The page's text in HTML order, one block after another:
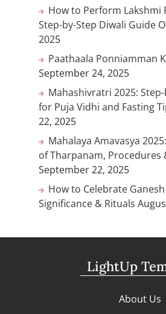
How to Perform Lakshmi
Step-by-Step Diwali Guide
2025
Paathaala Ponniamman
September 24, 2025
Mahashivratri 2025:
for Puja Vidhi and Fasting
22, 2025
Mahalaya Amavasya
of Tharpanam, Procedures
September 22, 2025
How to Celebrate
Significance & Rituals
LightUp
About Us